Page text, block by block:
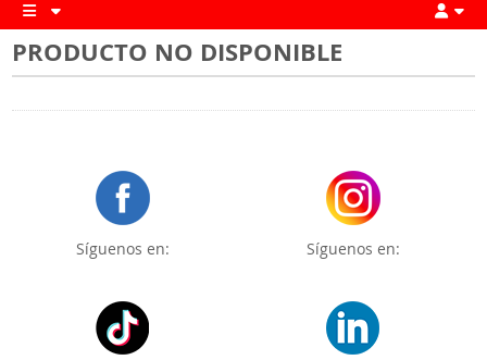
PRODUCTO NO DISPONIBLE
Síguenos en: Síguenos en: